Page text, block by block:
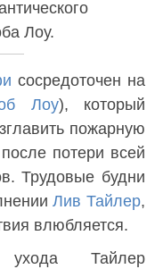
Лоу.
сосредоточен на
Лоу), который
пожарную
потери всей
Трудовые будни
Лив Тайлер,
влюбляется.
ухода Тайлер